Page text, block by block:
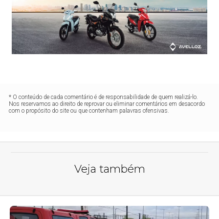
* O conteúdo de cada comentário é de responsabilidade de quem realizá-lo.
Nos reservamos ao direito de reprovar ou eliminar comentários em desacordo
com o propósito do site ou que contenham palavras ofensivas.
Veja também